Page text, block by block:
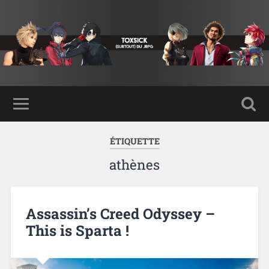
ÉTIQUETTE
athènes
Assassin’s Creed Odyssey –
This is Sparta !